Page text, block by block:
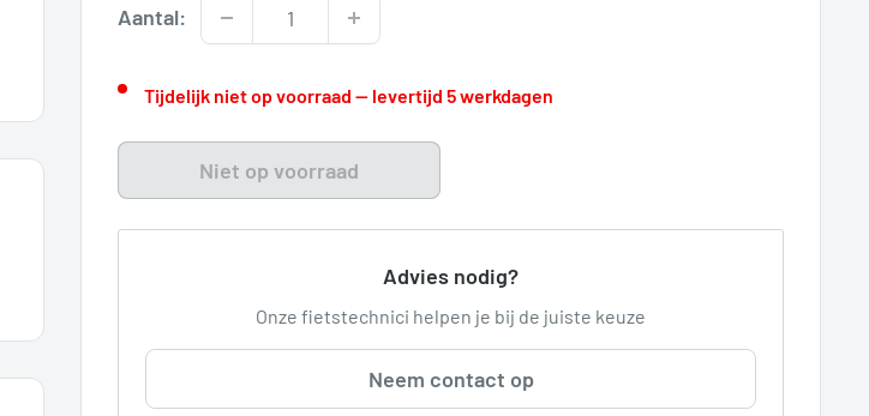
Aantal:
Tijdelijk niet op voorraad — levertijd 5 werkdagen
Niet op voorraad
Advies nodig?
Onze fietstechnici helpen je bij de juiste keuze
Neem contact op